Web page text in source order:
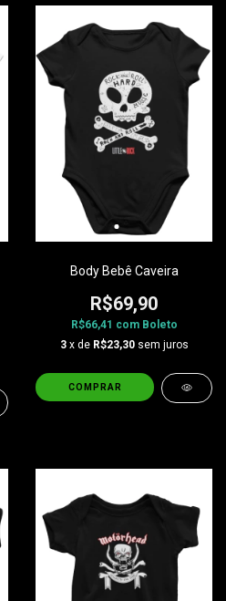
Body Bebê Caveira
R$69,90
R$66,41 com Boleto
3 x de R$23,30 sem juros
COMPRAR